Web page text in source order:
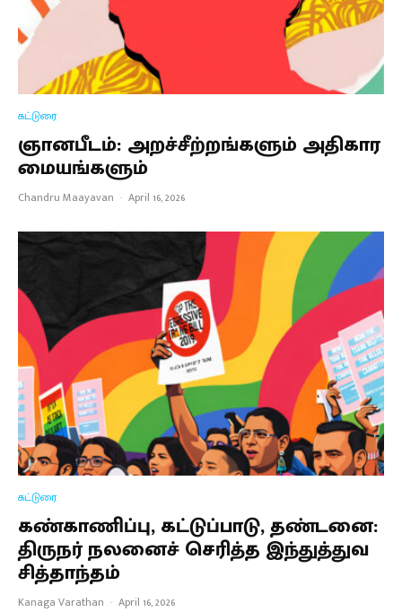
கட்டுரை
ஞானபீடம்: அறச்சீற்றங்களும் அதிகார
மையங்களும்
Chandru Maayavan · April 16, 2026
கட்டுரை
கண்காணிப்பு, கட்டுப்பாடு, தண்டனை:
திருநர் நலனைச் செரித்த இந்துத்துவ
சித்தாந்தம்
Kanaga Varathan · April 16, 2026